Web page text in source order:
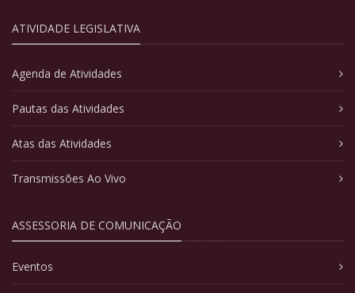
ATIVIDADE LEGISLATIVA
Agenda de Atividades
Pautas das Atividades
Atas das Atividades
Transmissões Ao Vivo
ASSESSORIA DE COMUNICAÇÃO
Eventos